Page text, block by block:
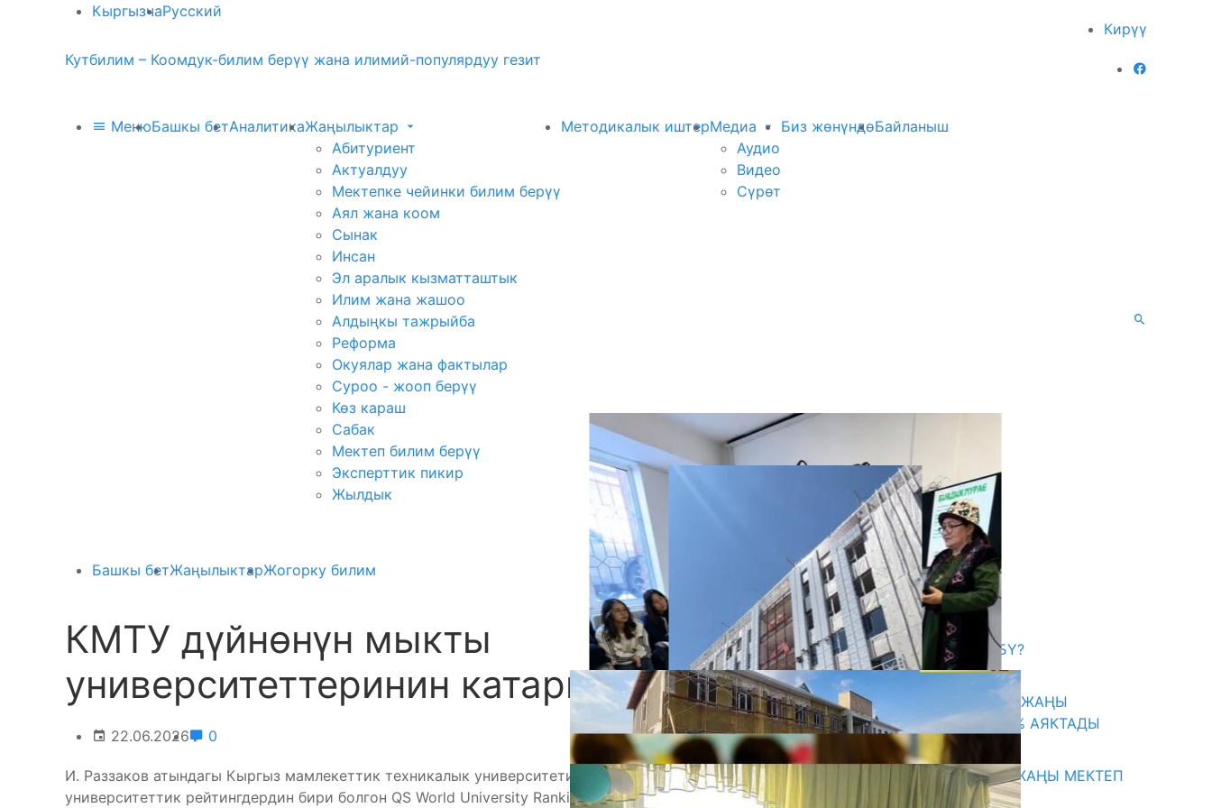
КыргызчаРусский
Кирүү
Кутбилим – Коомдук-билим берүү жана илимий-популярдуу гезит
МенюБашкы бетАналитикаЖаңылыктар
Абитуриент
Актуалдуу
Мектепке чейинки билим берүү
Аял жана коом
Сынак
Инсан
Эл аралык кызматташтык
Илим жана жашоо
Алдыңкы тажрыйба
Реформа
Окуялар жана фактылар
Суроо - жооп берүү
Көз караш
Сабак
Мектеп билим берүү
Эксперттик пикир
Жылдык
Методикалык иштерМедиа
Аудио
Видео
Сүрөт
Биз жөнүндөБайланыш
Башкы бетЖаңылыктарЖогорку билим
КМТУ дүйнөнүн мыкты
университеттеринин катарына кирди
22.06.2026 0
И. Раззаков атындагы Кыргыз мамлекеттик техникалык университети дүйнөдөгү эң абройлуу
университеттик рейтингдердин бири болгон QS World University Rankings 2027 рейтингине кирди.
Акыркы жаңылыктар
САЛТТУУ БИЛИМ ӨЗГӨРӨБҮ?
06.08.2026
ТАЛАСТА УНИВЕРСИТЕТТИН ЖАҢЫ
КАМПУСУНУН КУРУЛУШУ 75% АЯКТАДЫ
06.08.2026
ОШТОГУ СЫРТ АЙЫЛЫНДА ЖАҢЫ МЕКТЕП
КУРУЛУУДА